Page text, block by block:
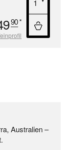
90*
Australien –